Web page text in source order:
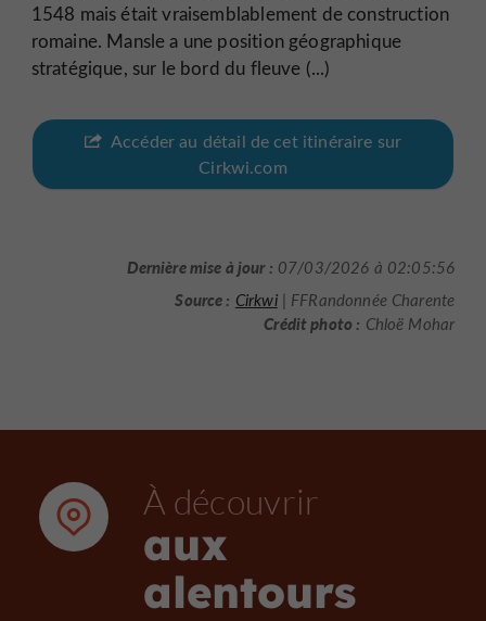
1548 mais était vraisemblablement de construction
romaine. Mansle a une position géographique
stratégique, sur le bord du fleuve (...)
Accéder au détail de cet itinéraire sur
Cirkwi.com
Dernière mise à jour : 07/03/2026 à 02:05:56
Source : Cirkwi| FFRandonnée Charente
Crédit photo : Chloë Mohar
À découvrir
aux
alentours